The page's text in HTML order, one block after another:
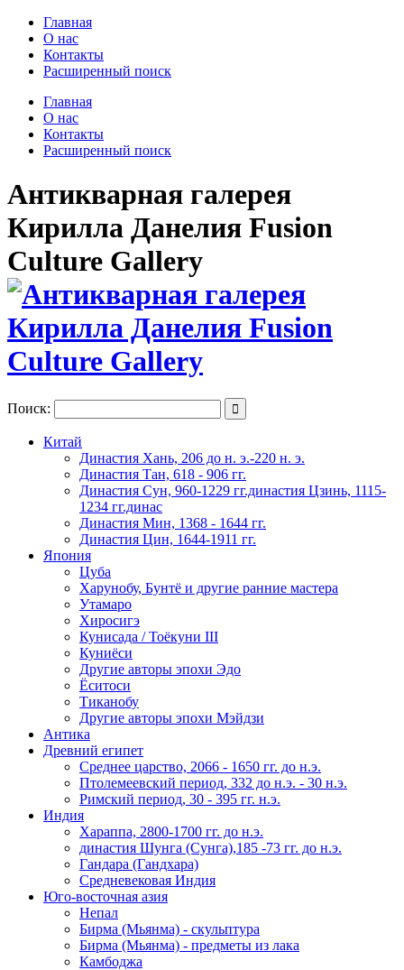
Главная
О нас
Контакты
Расширенный поиск
Главная
О нас
Контакты
Расширенный поиск
Антикварная галерея
Кирилла Данелия Fusion
Culture Gallery
Поиск: 
Китай
Династия Хань, 206 до н. э.-220 н. э.
Династия Тан, 618 - 906 гг.
Династия Сун, 960-1229 гг.династия Цзинь, 1115-
1234 гг.динас
Династия Мин, 1368 - 1644 гг.
Династия Цин, 1644-1911 гг.
Япония
Цуба
Харунобу, Бунтё и другие ранние мастера
Утамаро
Хиросигэ
Кунисада / Тоёкуни III
Куниёси
Другие авторы эпохи Эдо
Ёситоси
Тиканобу
Другие авторы эпохи Мэйдзи
Антика
Древний египет
Среднее царство, 2066 - 1650 гг. до н.э.
Птолемеевский период, 332 до н.э. - 30 н.э.
Римский период, 30 - 395 гг. н.э.
Индия
Хараппа, 2800-1700 гг. до н.э.
династия Шунга (Сунга),185 -73 гг. до н.э.
Гандара (Гандхара)
Средневековая Индия
Юго-восточная азия
Непал
Бирма (Мьянма) - скульптура
Бирма (Мьянма) - предметы из лака
Камбоджа